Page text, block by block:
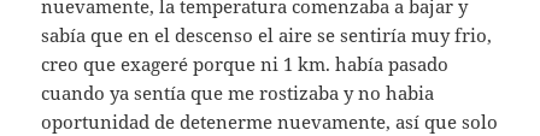
nuevamente, la temperatura comenzaba a bajar y
sabía que en el descenso el aire se sentiría muy frio,
creo que exageré porque ni 1 km. había pasado
cuando ya sentía que me rostizaba y no habia
oportunidad de detenerme nuevamente, así que solo